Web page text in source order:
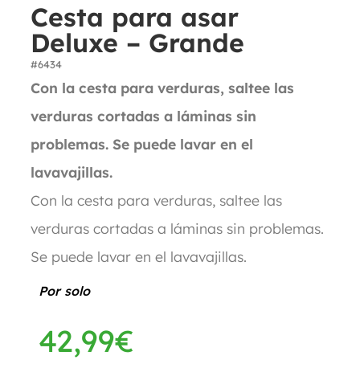
Cesta para asar
Deluxe – Grande
#6434
Con la cesta para verduras, saltee las
verduras cortadas a láminas sin
problemas. Se puede lavar en el
lavavajillas.
Con la cesta para verduras, saltee las
verduras cortadas a láminas sin problemas.
Se puede lavar en el lavavajillas.
Por solo
42,99€